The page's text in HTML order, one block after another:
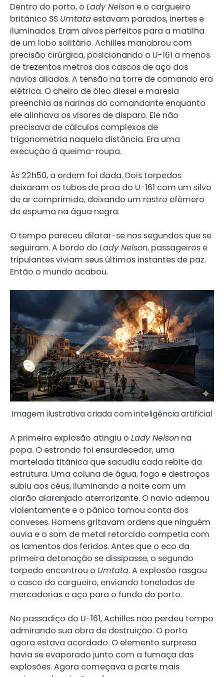
Dentro do porto, o Lady Nelson e o cargueiro
britânico SS Umtata estavam parados, inertes e
iluminados. Eram alvos perfeitos para a matilha
de um lobo solitário. Achilles manobrou com
precisão cirúrgica, posicionando o U-161 a menos
de trezentos metros dos cascos de aço dos
navios aliados. A tensão na torre de comando era
elétrica. O cheiro de óleo diesel e maresia
preenchia as narinas do comandante enquanto
ele alinhava os visores de disparo. Ele não
precisava de cálculos complexos de
trigonometria naquela distância. Era uma
execução à queima-roupa.
Às 22h50, a ordem foi dada. Dois torpedos
deixaram os tubos de proa do U-161 com um silvo
de ar comprimido, deixando um rastro efêmero
de espuma na água negra.
O tempo pareceu dilatar-se nos segundos que se
seguiram. A bordo do Lady Nelson, passageiros e
tripulantes viviam seus últimos instantes de paz.
Então o mundo acabou.
Imagem ilustrativa criada com inteligência artificial
A primeira explosão atingiu o Lady Nelson na
popa. O estrondo foi ensurdecedor, uma
martelada titânica que sacudiu cada rebite da
estrutura. Uma coluna de água, fogo e destroços
subiu aos céus, iluminando a noite com um
clarão alaranjado aterrorizante. O navio adernou
violentamente e o pânico tomou conta dos
conveses. Homens gritavam ordens que ninguém
ouvia e o som de metal retorcido competia com
os lamentos dos feridos. Antes que o eco da
primeira detonação se dissipasse, o segundo
torpedo encontrou o Umtata. A explosão rasgou
o casco do cargueiro, enviando toneladas de
mercadorias e aço para o fundo do porto.
No passadiço do U-161, Achilles não perdeu tempo
admirando sua obra de destruição. O porto
agora estava acordado. O elemento surpresa
havia se evaporado junto com a fumaça das
explosões. Agora começava a parte mais